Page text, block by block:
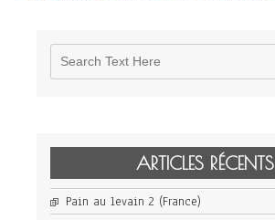
ARTICLES RÉCENTS
Pain au levain 2 (France)